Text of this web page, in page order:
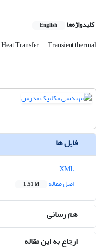
کلیدواژه‌ها English
Heat Transfer Transient thermal
فایل ها
اصل مقاله
1.51 M
هم رسانی
ارجاع به این مقاله